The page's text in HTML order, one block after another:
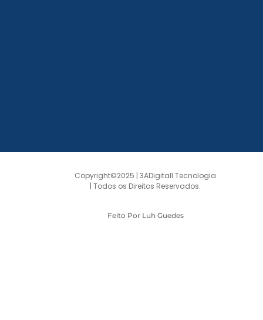
Copyright©2025 | 3ADigitall Tecnologia
| Todos os Direitos Reservados.
Feito Por Luh Guedes